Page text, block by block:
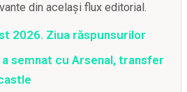
din același flux editorial.
2026. Ziua răspunsurilor
semnat cu Arsenal, transfer